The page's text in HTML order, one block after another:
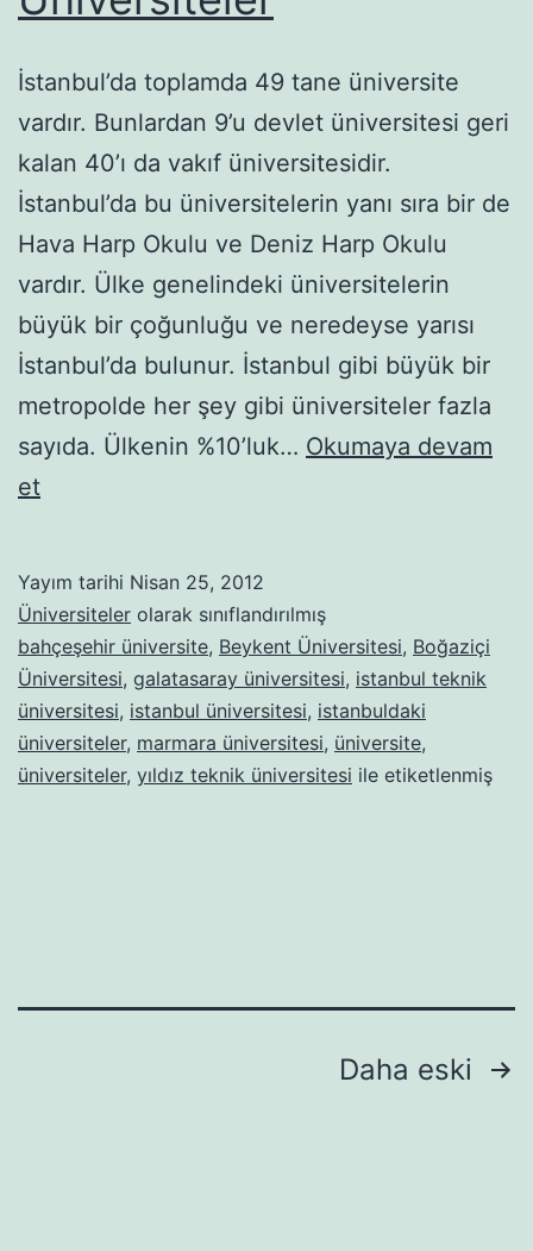
İstanbul’da toplamda 49 tane üniversite
vardır. Bunlardan 9’u devlet üniversitesi geri
kalan 40’ı da vakıf üniversitesidir.
İstanbul’da bu üniversitelerin yanı sıra bir de
Hava Harp Okulu ve Deniz Harp Okulu
vardır. Ülke genelindeki üniversitelerin
büyük bir çoğunluğu ve neredeyse yarısı
İstanbul’da bulunur. İstanbul gibi büyük bir
metropolde her şey gibi üniversiteler fazla
sayıda. Ülkenin %10’luk… Okumaya devam
etİstanbul’daki
Yayım tarihi Nisan 25, 2012
Üniversiteler olarak sınıflandırılmış
bahçeşehir üniversite, Beykent Üniversitesi, Boğaziçi
Üniversitesi, galatasaray üniversitesi, istanbul teknik
üniversitesi, istanbul üniversitesi, istanbuldaki
üniversiteler, marmara üniversitesi, üniversite,
üniversiteler, yıldız teknik üniversitesi ile etiketlenmiş
Daha eski